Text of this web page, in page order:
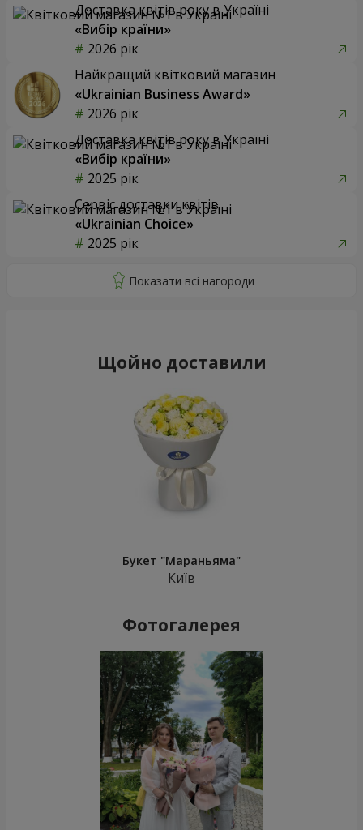
Доставка квітів року в Україні
«Вибір країни»
2026 рік
Найкращий квітковий магазин
«Ukrainian Business Award»
2026 рік
Доставка квітів року в Україні
«Вибір країни»
2025 рік
Сервіс доставки квітів
«Ukrainian Choice»
2025 рік
Щойно доставили
Букет "Мараньяма"
Київ
Фотогалерея